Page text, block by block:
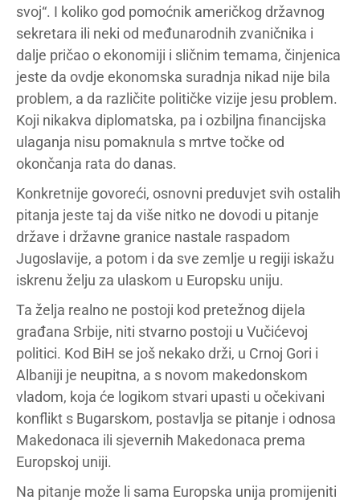
svoj“. I koliko god pomoćnik američkog državnog
sekretara ili neki od međunarodnih zvaničnika i
dalje pričao o ekonomiji i sličnim temama, činjenica
jeste da ovdje ekonomska suradnja nikad nije bila
problem, a da različite političke vizije jesu problem.
Koji nikakva diplomatska, pa i ozbiljna financijska
ulaganja nisu pomaknula s mrtve točke od
okončanja rata do danas.
Konkretnije govoreći, osnovni preduvjet svih ostalih
pitanja jeste taj da više nitko ne dovodi u pitanje
države i državne granice nastale raspadom
Jugoslavije, a potom i da sve zemlje u regiji iskažu
iskrenu želju za ulaskom u Europsku uniju.
Ta želja realno ne postoji kod pretežnog dijela
građana Srbije, niti stvarno postoji u Vučićevoj
politici. Kod BiH se još nekako drži, u Crnoj Gori i
Albaniji je neupitna, a s novom makedonskom
vladom, koja će logikom stvari upasti u očekivani
konflikt s Bugarskom, postavlja se pitanje i odnosa
Makedonaca ili sjevernih Makedonaca prema
Europskoj uniji.
Na pitanje može li sama Europska unija promijeniti